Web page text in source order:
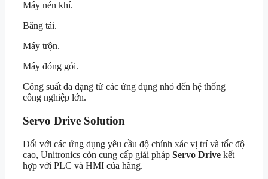
Máy nén khí.
Băng tải.
Máy trộn.
Máy đóng gói.
Công suất đa dạng từ các ứng dụng nhỏ đến hệ thống
công nghiệp lớn.
Servo Drive Solution
Đối với các ứng dụng yêu cầu độ chính xác vị trí và tốc độ
cao, Unitronics còn cung cấp giải pháp Servo Drive kết
hợp với PLC và HMI của hãng.